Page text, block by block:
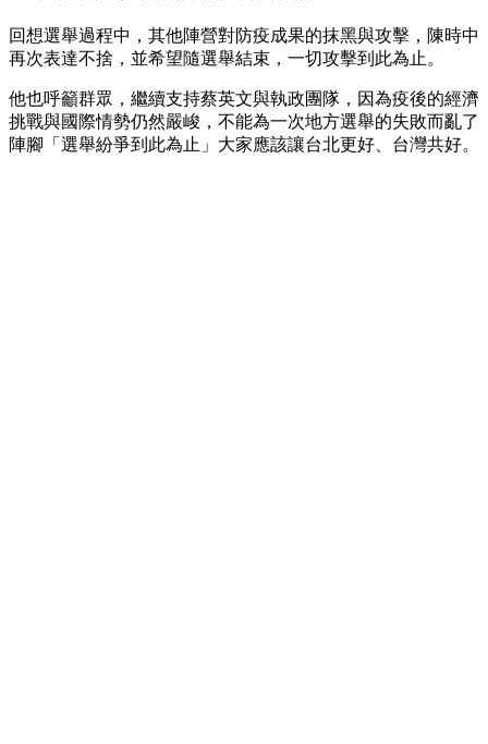
回想選舉過程中，其他陣營對防疫成果的抹黑與攻擊，陳時中
再次表達不捨，並希望隨選舉結束，一切攻擊到此為止。
他也呼籲群眾，繼續支持蔡英文與執政團隊，因為疫後的經濟
挑戰與國際情勢仍然嚴峻，不能為一次地方選舉的失敗而亂了
陣腳「選舉紛爭到此為止」大家應該讓台北更好、台灣共好。